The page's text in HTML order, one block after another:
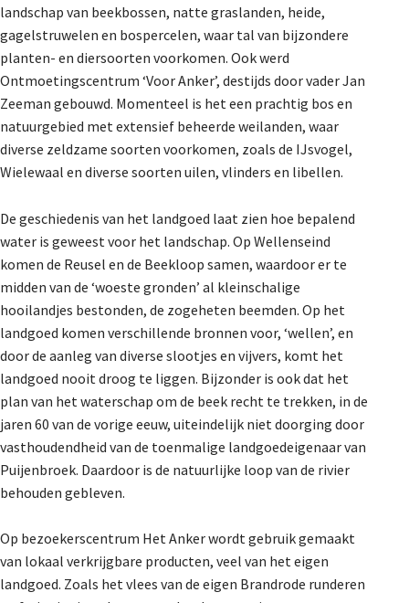
landschap van beekbossen, natte graslanden, heide,
gagelstruwelen en bospercelen, waar tal van bijzondere
planten- en diersoorten voorkomen. Ook werd
Ontmoetingscentrum ‘Voor Anker’, destijds door vader Jan
Zeeman gebouwd. Momenteel is het een prachtig bos en
natuurgebied met extensief beheerde weilanden, waar
diverse zeldzame soorten voorkomen, zoals de IJsvogel,
Wielewaal en diverse soorten uilen, vlinders en libellen.
De geschiedenis van het landgoed laat zien hoe bepalend
water is geweest voor het landschap. Op Wellenseind
komen de Reusel en de Beekloop samen, waardoor er te
midden van de ‘woeste gronden’ al kleinschalige
hooilandjes bestonden, de zogeheten beemden. Op het
landgoed komen verschillende bronnen voor, ‘wellen’, en
door de aanleg van diverse slootjes en vijvers, komt het
landgoed nooit droog te liggen. Bijzonder is ook dat het
plan van het waterschap om de beek recht te trekken, in de
jaren 60 van de vorige eeuw, uiteindelijk niet doorging door
vasthoudendheid van de toenmalige landgoedeigenaar van
Puijenbroek. Daardoor is de natuurlijke loop van de rivier
behouden gebleven.
Op bezoekerscentrum Het Anker wordt gebruik gemaakt
van lokaal verkrijgbare producten, veel van het eigen
landgoed. Zoals het vlees van de eigen Brandrode runderen